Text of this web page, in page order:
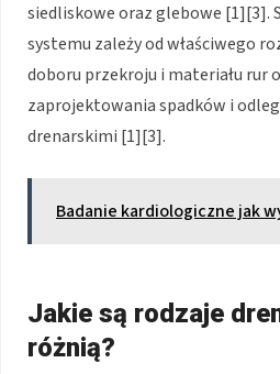
siedliskowe oraz glebowe [1][3].
systemu zależy od właściwego
doboru przekroju i materiału rur
zaprojektowania spadków i
drenarskimi [1][3].
Badanie kardiologiczne jak
Jakie są rodzaje
różnią?